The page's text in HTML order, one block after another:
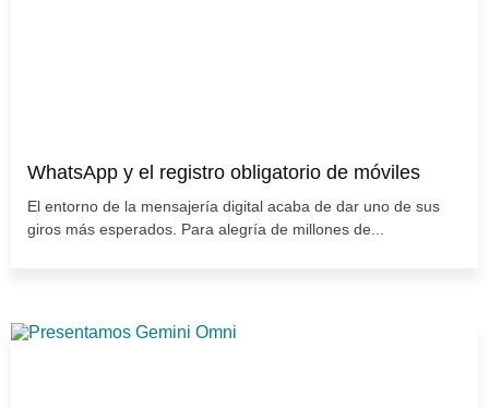
WhatsApp y el registro obligatorio de móviles
El entorno de la mensajería digital acaba de dar uno de sus
giros más esperados. Para alegría de millones de...